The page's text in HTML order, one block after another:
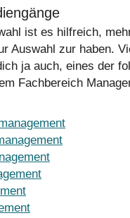
ist es hilfreich,
Auswahl zur haben.
ja auch, eines der
Fachbereich